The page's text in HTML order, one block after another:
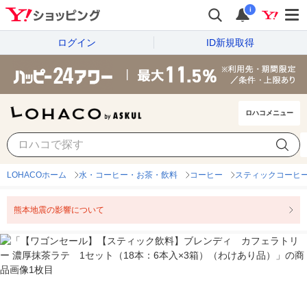
i
ログイン ID新規取得
ロハコメニュー
LOHACOホーム 水・コーヒー・お茶・飲料 コーヒー スティックコーヒ
熊本地震の影響について